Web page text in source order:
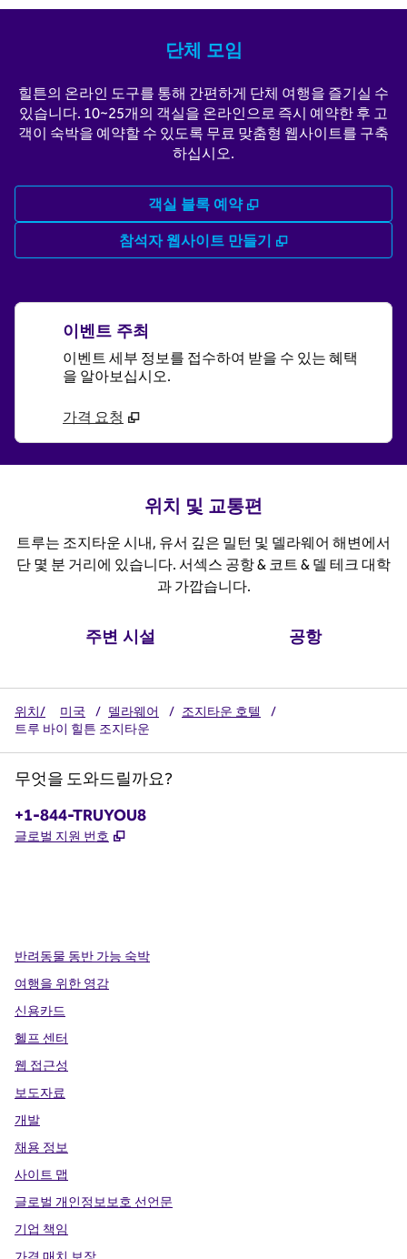
단체 모임
힐튼의 온라인 도구를 통해 간편하게 단체 여행을 즐기실 수
있습니다. 10~25개의 객실을 온라인으로 즉시 예약한 후 고
객이 숙박을 예약할 수 있도록 무료 맞춤형 웹사이트를 구축
하십시오.
객실 블록 예약 ,
참석자 웹사이트 만들기
,
이벤트 주최
이벤트 세부 정보를 접수하여 받을 수 있는 혜택
을 알아보십시오.
가격 요청
위치 및 교통편
트루는 조지타운 시내, 유서 깊은 밀턴 및 델라웨어 해변에서
단 몇 분 거리에 있습니다. 서섹스 공항 & 코트 & 델 테크 대학
과 가깝습니다.
주변 시설 공항
위치/ 미국 / 델라웨어 / 조지타운 호텔
/
트루 바이 힐튼 조지타운
무엇을 도와드릴까요?
전화:
+1-844-TRUYOU8
글로벌 지원 번호 ,
반려동물 동반 가능 숙박
여행을 위한 영감
신용카드
헬프 센터
웹 접근성
보도자료
개발
채용 정보
사이트 맵
글로벌 개인정보보호 선언문
기업 책임